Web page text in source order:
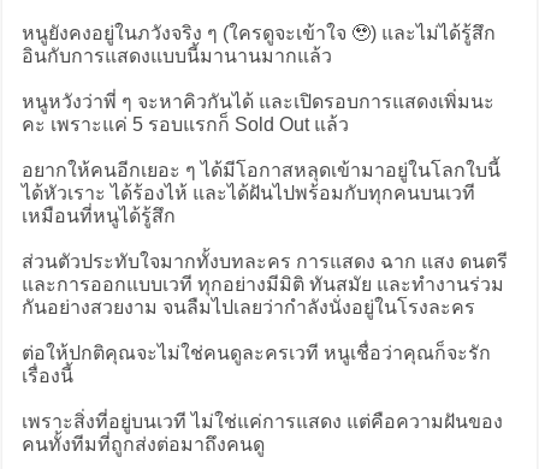
หนูยังคงอยู่ในภวังจริง ๆ (ใครดูจะเข้าใจ 🥹) และไม่ได้รู้สึก
อินกับการแสดงแบบนี้มานานมากแล้ว
หนูหวังว่าพี่ ๆ จะหาคิวกันได้ และเปิดรอบการแสดงเพิ่มนะ
คะ เพราะแค่ 5 รอบแรกก็ Sold Out แล้ว
อยากให้คนอีกเยอะ ๆ ได้มีโอกาสหลุดเข้ามาอยู่ในโลกใบนี้
ได้หัวเราะ ได้ร้องไห้ และได้ฝันไปพร้อมกับทุกคนบนเวที
เหมือนที่หนูได้รู้สึก
ส่วนตัวประทับใจมากทั้งบทละคร การแสดง ฉาก แสง ดนตรี
และการออกแบบเวที ทุกอย่างมีมิติ ทันสมัย และทำงานร่วม
กันอย่างสวยงาม จนลืมไปเลยว่ากำลังนั่งอยู่ในโรงละคร
ต่อให้ปกติคุณจะไม่ใช่คนดูละครเวที หนูเชื่อว่าคุณก็จะรัก
เรื่องนี้
เพราะสิ่งที่อยู่บนเวที ไม่ใช่แค่การแสดง แต่คือความฝันของ
คนทั้งทีมที่ถูกส่งต่อมาถึงคนดู